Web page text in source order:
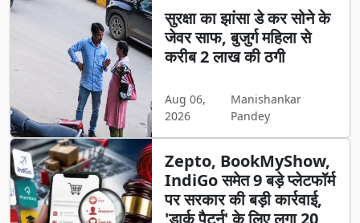
सुरक्षा का झांसा डे कर सोने के
जेवर साफ, बुजुर्ग महिला से
करीब 2 लाख की ठगी
Aug 06,
2026
Manishankar
Pandey
Zepto, BookMyShow,
IndiGo समेत 9 बड़े प्लेटफॉर्म
पर सरकार की बड़ी कार्रवाई,
'डार्क पैटर्न' के लिए लगा 20